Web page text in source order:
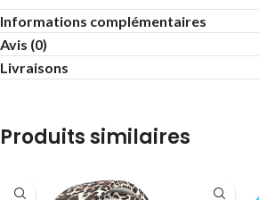
Informations complémentaires
Avis (0)
Livraisons
Produits similaires